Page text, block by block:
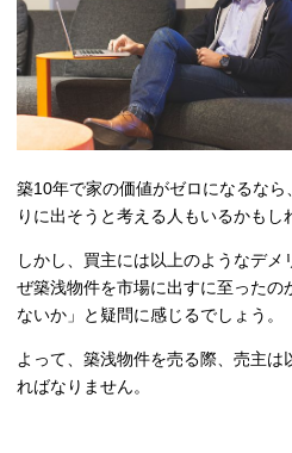
築10年で家の価値がゼロになるな
りに出そうと考える人もいるかもし
しかし、買主には以上のようなデ
ぜ築浅物件を市場に出すに至ったの
ないか」と疑問に感じるでしょう。
よって、築浅物件を売る際、売主
ればなりません。